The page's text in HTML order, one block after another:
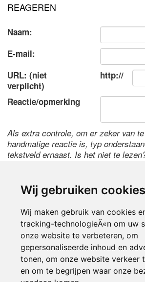
Wij gebruiken cookies
Wij maken gebruik van cookies
tracking-technologieÃ«n om uw
onze website te verbeteren, om
gepersonaliseerde inhoud en
tonen, om onze website verkeer
en om te begrijpen waar onze
REAGEREN
Naam:
E-mail:
URL: (niet
verplicht)
http://
Reactie/opmerking
Als extra controle, om er zeker van
handmatige reactie is, typ
tekstveld ernaast. Is het niet te
Inloggen